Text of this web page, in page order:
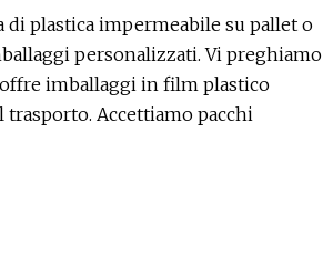
plastica impermeabile su pallet o
personalizzati. Vi preghiamo
imballaggi in film plastico
Accettiamo pacchi